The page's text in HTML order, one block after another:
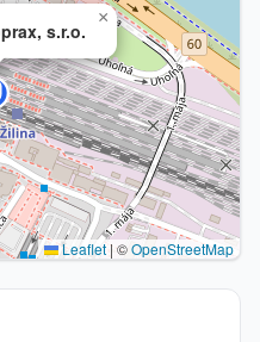
s.r.o.
×
Leaflet| ©OpenStreetMap